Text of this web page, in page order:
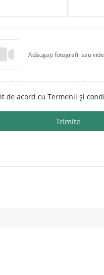
Adăugați fotografii sau
de acord cu Termenii și
Trimite